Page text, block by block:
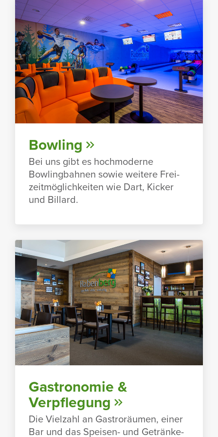
Bowling
Bei uns gibt es hoch­mo­derne
Bowling­bahnen sowie weitere Frei­
zeit­mög­lich­keiten wie Dart, Kicker
und Billard.
Gastro­nomie &
Verpfle­gung
Die Viel­zahl an Gastro­räumen, einer
Bar und das Speisen- und Geträn­ke­